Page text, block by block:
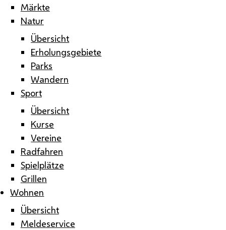
Märkte
Natur
Übersicht
Erholungsgebiete
Parks
Wandern
Sport
Übersicht
Kurse
Vereine
Radfahren
Spielplätze
Grillen
Wohnen
Übersicht
Meldeservice